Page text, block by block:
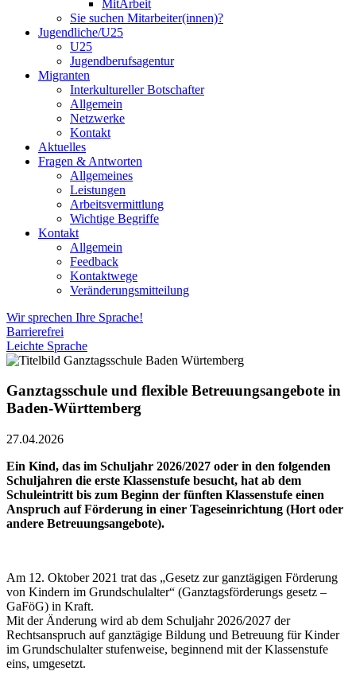
MitArbeit
Sie suchen Mitarbeiter(innen)?
Jugendliche/U25
U25
Jugendberufsagentur
Migranten
Interkultureller Botschafter
Allgemein
Netzwerke
Kontakt
Aktuelles
Fragen & Antworten
Allgemeines
Leistungen
Arbeitsvermittlung
Wichtige Begriffe
Kontakt
Allgemein
Feedback
Kontaktwege
Veränderungsmitteilung
Wir sprechen Ihre Sprache!
Barrierefrei
Leichte Sprache
Ganztagsschule und flexible Betreuungsangebote in
Baden-Württemberg
27.04.2026
Ein Kind, das im Schuljahr 2026/2027 oder in den folgenden
Schuljahren die erste Klassenstufe besucht, hat ab dem
Schuleintritt bis zum Beginn der fünften Klassenstufe einen
Anspruch auf Förderung in einer Tageseinrichtung (Hort oder
andere Betreuungsangebote).
Am 12. Oktober 2021 trat das „Gesetz zur ganztägigen Förderung
von Kindern im Grundschulalter“ (Ganztagsförderungs gesetz –
GaFöG) in Kraft.
Mit der Änderung wird ab dem Schuljahr 2026/2027 der
Rechtsanspruch auf ganztägige Bildung und Betreuung für Kinder
im Grundschulalter stufenweise, beginnend mit der Klassenstufe
eins, umgesetzt.